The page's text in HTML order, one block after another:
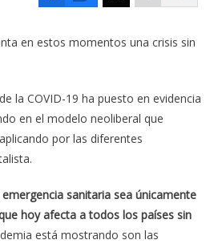
en estos momentos una crisis sin
la COVID-19 ha puesto en evidencia
en el modelo neoliberal que
por las diferentes
sanitaria sea únicamente
hoy afecta a todos los países sin
está mostrando son las